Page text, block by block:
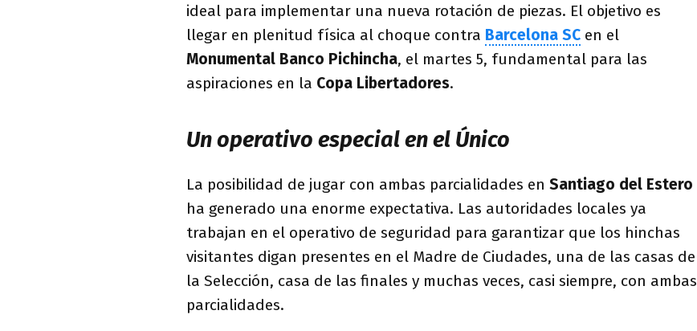
ideal para implementar una nueva rotación de piezas. El objetivo es
llegar en plenitud física al choque contra Barcelona SC en el
Monumental Banco Pichincha, el martes 5, fundamental para las
aspiraciones en la Copa Libertadores.
Un operativo especial en el Único
La posibilidad de jugar con ambas parcialidades en Santiago del Estero
ha generado una enorme expectativa. Las autoridades locales ya
trabajan en el operativo de seguridad para garantizar que los hinchas
visitantes digan presentes en el Madre de Ciudades, una de las casas de
la Selección, casa de las finales y muchas veces, casi siempre, con ambas
parcialidades.